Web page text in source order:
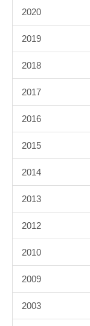
2020
2019
2018
2017
2016
2015
2014
2013
2012
2010
2009
2003